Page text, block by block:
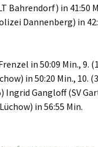
Bahrendorf) in 41:50
Dannenberg) in
in 50:09 Min., 9.
in 50:20 Min., 10.
Ingrid Gangloff (SV
in 56:55 Min.